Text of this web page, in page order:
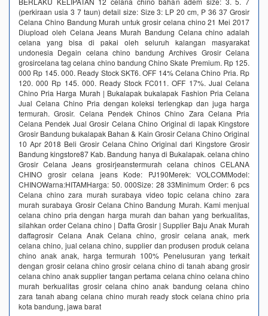
(perkiraan usia 3 7 taun) detail size: Size 3: LP 20 cm, P 36 37 Grosir
Celana Chino Bandung Murah untuk grosir celana chino 21 Mei 2017
Diupload oleh Celana Jeans Murah Bandung Celana chino adalah
celana yang bisa di pakai oleh seluruh kalangan masyarakat
undonesia Degain celana chino bandung Archives Grosir Celana
grosircelana tag celana chino bandung Chino Skate Premium. Rp 125.
000 Rp 145. 000. Ready Stock SKT6. OFF 14% Celana Chino Pria. Rp
120. 000 Rp 145. 000. Ready Stock FC011. OFF 17%. Jual Celana
Chino Pria Harga Murah | Bukalapak bukalapak Fashion Pria Celana
Jual Celana Chino Pria dengan koleksi terlengkap dan juga harga
termurah. Grosir. Celana Pendek Chinos Chino Zara Celana Pria
Celana Pendek Jual Grosir Celana Chino Original di lapak Kingstore
Grosir Bandung bukalapak Bahan & Kain Grosir Celana Chino Original
10 Apr 2018 Beli Grosir Celana Chino Original dari Kingstore Grosir
Bandung kingstore87 Kab. Bandung hanya di Bukalapak. celana chino
Grosir Celana Jeans grosirjeanstermurah celana chinos CELANA
CHINO grosir celana jeans Kode: PJ190Merek: VOLCOMModel:
CHINOWarna:HITAMHarga: 50. 000Size: 28 33Minimum Order: 6 pcs
Celana chino zara murah surabaya video topic celana chino zara
murah surabaya Grosir Celana Chino Bandung Murah. Kami menjual
celana chino pria dengan harga murah dan bahan yang berkualitas,
silahkan order Celana chino | Daffa Grosir | Supplier Baju Anak Murah
daffagrosir Celana Anak Celana chino, grosir celana anak, merk
celana chino, jual celana chino, supplier dan produsen produk celana
chino anak anak, harga termurah 100% Penelusuran yang terkait
dengan grosir celana chino grosir celana chino di tanah abang grosir
celana chino anak supplier tangan pertama celana chino celana chino
murah berkualitas grosir celana chino anak bandung celana chino
zara tanah abang celana chino murah ready stock celana chino pria
kota bandung, jawa barat